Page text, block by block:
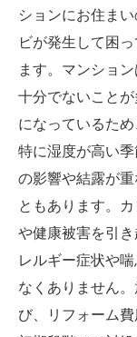
ションにお住ま
ビが発生して困
ます。マンショ
十分でないこと
になっているた
特に湿度が高い
の影響や結露が
ともあります。
や健康被害を引
レルギー症状や
なくありません
び、リフォーム